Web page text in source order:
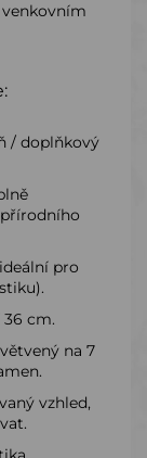
/ doplňkový
pro
cm.
na 7
vzhled,